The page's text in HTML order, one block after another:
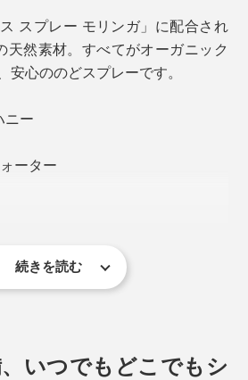
大声でまくし立てたりすることが
どが弱い方なんです。子どものこ
でもあるので、いつものど飴など
ッスカスの声でまくし立ててもカ
も自己管理は責任の一環ですし
るまで時間がかるので、本番直前
のどスプレーは刺激が強い。何か
スプレー モリンガ」に配合され
天然素材。すべてがオーガニック
心ののどスプレーです。
ニー
ーター
、ニュージーランドでは医療にも
配合。
続きを読む
いつでもどこでもシ